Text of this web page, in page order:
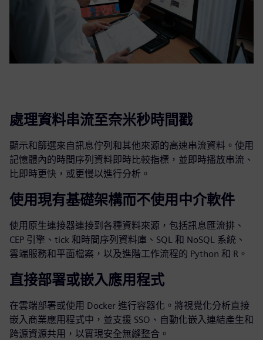
處理資料串流至奈米秒時間戳
顯示和篩選來自訊息佇列和其他來源的高速串流資料。使用
記憶體內的時間序列資料即時比較指標，並即時播放串流、
比即時更快，或更慢以進行分析。
使用現有基礎架構而不使用中介軟件
使用原生連接器連接到各種資料來源，包括訊息匯流排、
CEP 引擎、tick 和時間序列資料庫、SQL 和 NoSQL 系統、
雲端服務和平面檔案，以及進階工作流程的 Python 和 R。
直接部署或嵌入應用程式
在雲端部署或使用 Docker 進行容器化。將視覺化分析直接
嵌入商業應用程式中，並支援 SSO、自動化嵌入連結產生和
跨源資源共用，以實現安全無縫整合。